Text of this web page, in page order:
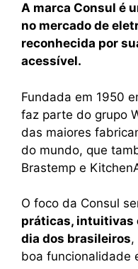
A marca Consul é
no mercado de
reconhecida por
acessível.
Fundada em 1950
faz parte do grupo
das maiores
do mundo, que
Brastemp e
O foco da Consul
práticas, intuitivas
dia dos brasileiros,
boa funcionalidade